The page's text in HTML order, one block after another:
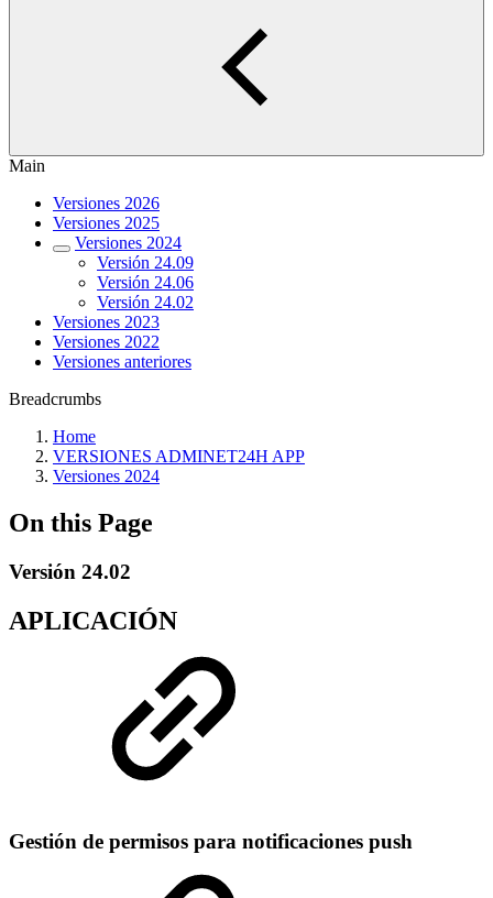
Main
Versiones 2026
Versiones 2025
Versiones 2024
Versión 24.09
Versión 24.06
Versión 24.02
Versiones 2023
Versiones 2022
Versiones anteriores
Breadcrumbs
Home
VERSIONES ADMINET24H APP
Versiones 2024
On this Page
Versión 24.02
APLICACIÓN
Gestión de permisos para notificaciones push